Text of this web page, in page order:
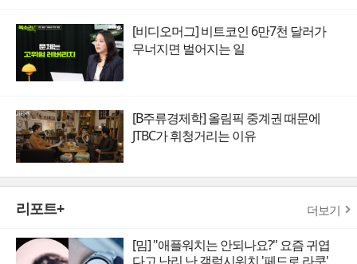
[비디오머그] 비트코인 6만7천 달러가
무너지면 벌어지는 일
[B주류경제학] 올림픽 중계권 때문에
JTBC가 휘청거리는 이유
리포트+ 더보기
[밈] "애플워치는 안되나요?" 요즘 귀엽